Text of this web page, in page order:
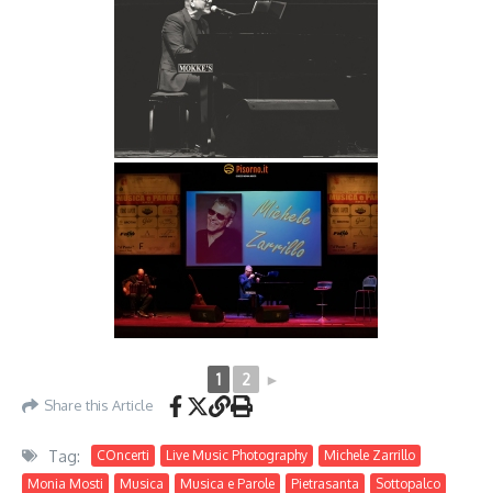
1 2 ►
Share this Article
Tag: COncerti Live Music Photography
Michele Zarrillo
Monia Mosti
Musica Musica e Parole Pietrasanta
Sottopalco